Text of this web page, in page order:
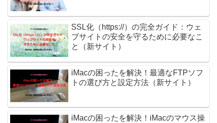
SSL化（https://）の完全ガイド：ウェ
ブサイトの安全を守るために必要なこ
と（新サイト）
iMacの困ったを解決！最適なFTPソフ
トの選び方と設定方法（新サイト）
iMacの困ったを解決！iMacのマウス操